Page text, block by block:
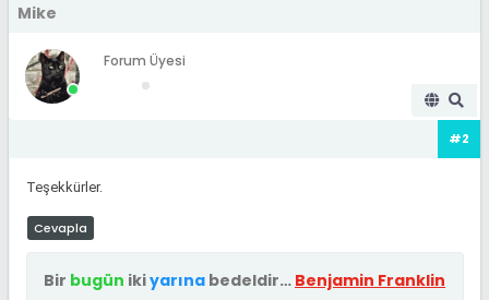
Mike
Forum Üyesi
#2
Teşekkürler.
Cevapla
Bir bugün ikiyarına bedeldir… Benjamin Franklin